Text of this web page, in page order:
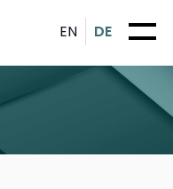
EN DE